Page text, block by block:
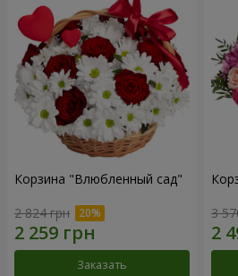
Корзина "Влюбленный сад"
2 824 грн
Заказать
3